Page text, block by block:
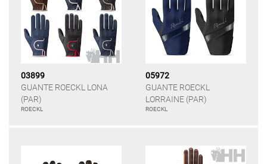
03899
GUANTE ROECKL LONA
(PAR)
ROECKL
05972
GUANTE ROECKL
LORRAINE (PAR)
ROECKL